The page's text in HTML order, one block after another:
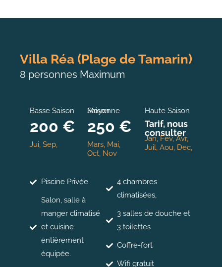
Villa Réa (Plage de Tamarin)
8 personnes Maximum
Basse Saison
200 €
Jui, Sep,
Moyenne Saison
250 €
Mars, Mai,
Oct, Nov
Haute Saison
Tarif, nous
consulter
Jan, Fev, Avr,
Juil, Aou, Dec,
Piscine Privée
Salon, salle à
manger climatisé
et cuisine
entièrement
équipée.
4 chambres
climatisées,
3 salles de douche et
3 toilettes
Coffre-fort
Wifi gratuit